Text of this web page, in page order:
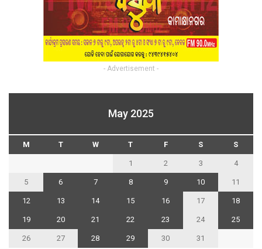
- Advertisement -
May 2025
M T W T F S S
1 2 3 4
5 6 7 8 9 10 11
12 13 14 15 16 17 18
19 20 21 22 23 24 25
26 27 28 29 30
31